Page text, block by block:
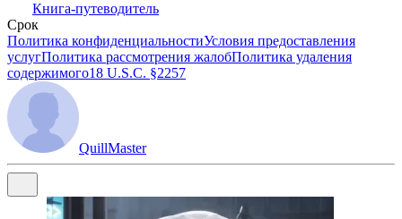
Книга-путеводитель
Срок
Политика конфиденциальностиУсловия предоставления
услугПолитика рассмотрения жалобПолитика удаления
содержимого18 U.S.C. §2257
QuillMaster